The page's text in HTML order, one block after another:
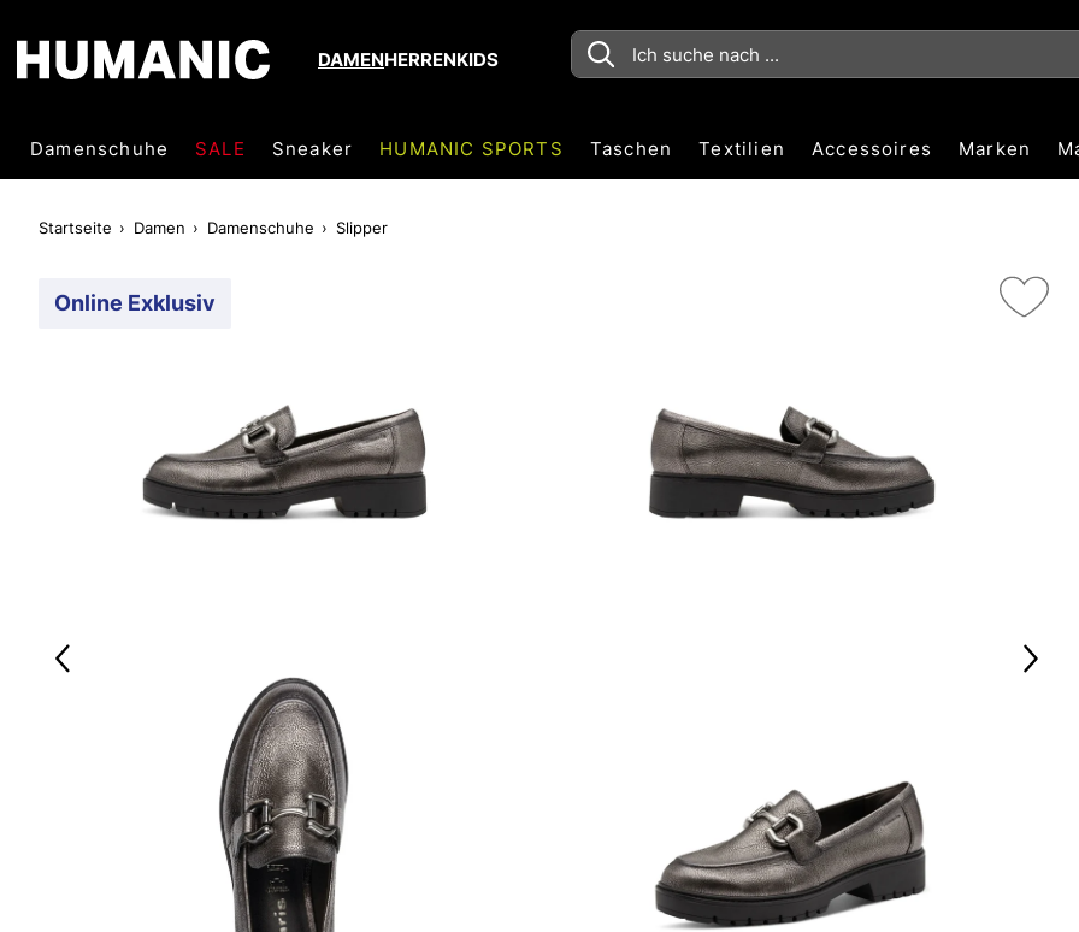
DAMENHERRENKIDS
Damenschuhe SALE Sneaker HUMANIC SPORTS Taschen Textilien Accessoires Marken
Startseite Damen Damenschuhe Slipper
Online Exklusiv